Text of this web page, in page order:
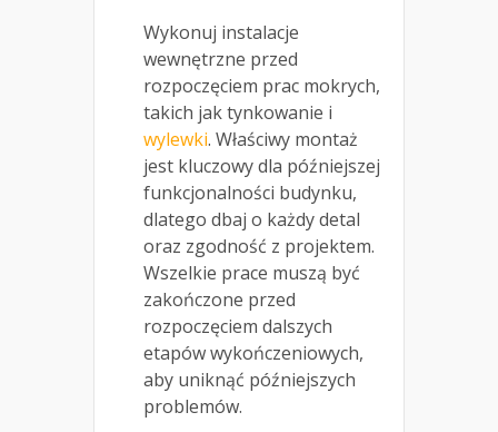
Wykonuj instalacje
wewnętrzne przed
rozpoczęciem prac mokrych,
takich jak tynkowanie i
wylewki. Właściwy montaż
jest kluczowy dla późniejszej
funkcjonalności budynku,
dlatego dbaj o każdy detal
oraz zgodność z projektem.
Wszelkie prace muszą być
zakończone przed
rozpoczęciem dalszych
etapów wykończeniowych,
aby uniknąć późniejszych
problemów.